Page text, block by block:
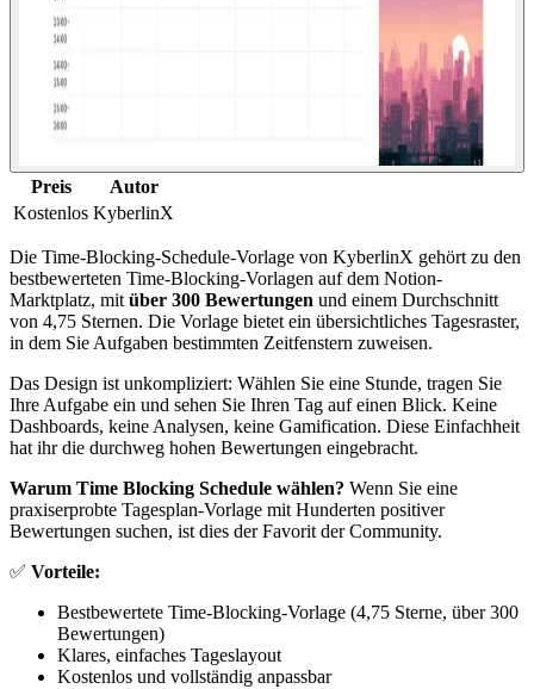
Preis
Autor
Kostenlos KyberlinX
Die Time-Blocking-Schedule-Vorlage von KyberlinX gehört zu den
bestbewerteten Time-Blocking-Vorlagen auf dem Notion-
Marktplatz, mit über 300 Bewertungen und einem Durchschnitt
von 4,75 Sternen. Die Vorlage bietet ein übersichtliches Tagesraster,
in dem Sie Aufgaben bestimmten Zeitfenstern zuweisen.
Das Design ist unkompliziert: Wählen Sie eine Stunde, tragen Sie
Ihre Aufgabe ein und sehen Sie Ihren Tag auf einen Blick. Keine
Dashboards, keine Analysen, keine Gamification. Diese Einfachheit
hat ihr die durchweg hohen Bewertungen eingebracht.
Warum Time Blocking Schedule wählen? Wenn Sie eine
praxiserprobte Tagesplan-Vorlage mit Hunderten positiver
Bewertungen suchen, ist dies der Favorit der Community.
✅ Vorteile:
Bestbewertete Time-Blocking-Vorlage (4,75 Sterne, über 300
Bewertungen)
Klares, einfaches Tageslayout
Kostenlos und vollständig anpassbar